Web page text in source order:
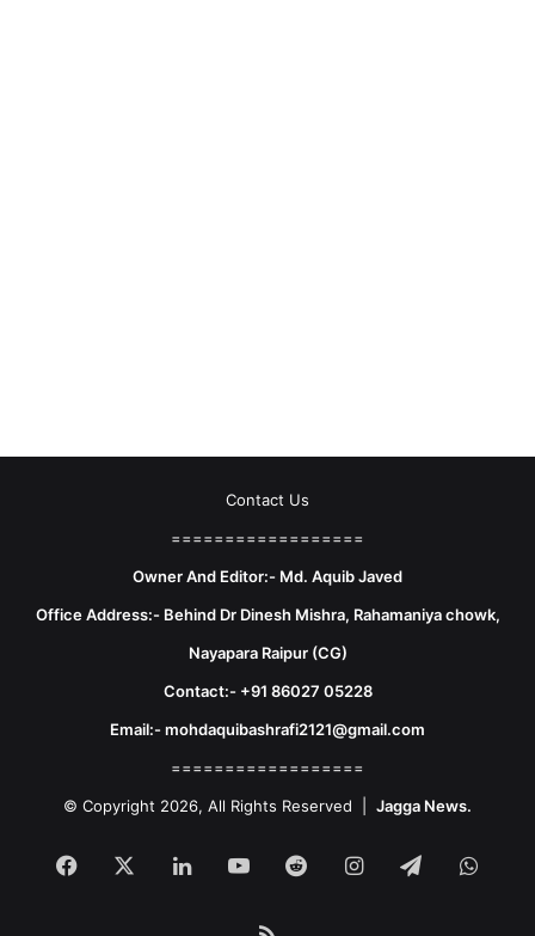
Contact Us
==================
Owner And Editor:- Md. Aquib Javed
Office Address:- Behind Dr Dinesh Mishra, Rahamaniya chowk,
Nayapara Raipur (CG)
Contact:- +91 86027 05228
Email:- mohdaquibashrafi2121@gmail.com
==================
© Copyright 2026, All Rights Reserved | Jagga News.
Facebook LinkedInYouTubeRedditInstagram
Telegram